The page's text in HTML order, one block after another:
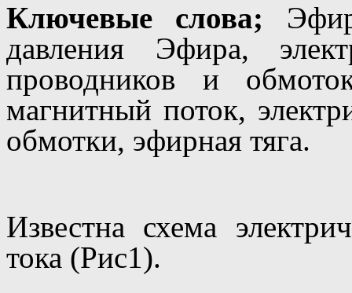
Ключевые слова;
давления Эфира,
проводников и
магнитный поток,
обмотки, эфирная тяга.
Известна схема
тока (Рис1).